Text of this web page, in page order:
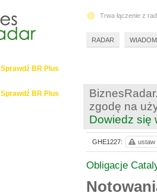
zgodę na
Dowiedz się
Obligacje
GHE1227: ustaw
Sprawdź BR Plus
Sprawdź BR Plus
Trwa łączenie z
RADAR